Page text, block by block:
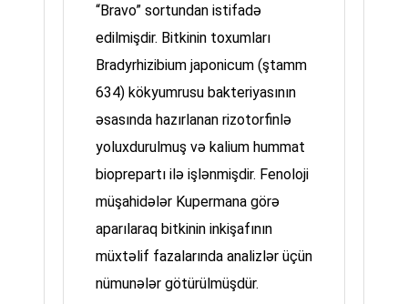
“Bravo” sortundan istifadə
edilmişdir. Bitkinin toxumları
Bradyrhizibium japonicum (ştamm
634) kökyumrusu bakteriyasının
əsasında hazırlanan rizotorfinlə
yoluxdurulmuş və kalium hummat
bioprepartı ilə işlənmişdir. Fenoloji
müşahidələr Kupermana görə
aparılaraq bitkinin inkişafının
müxtəlif fazalarında analizlər üçün
nümunələr götürülmüşdür.